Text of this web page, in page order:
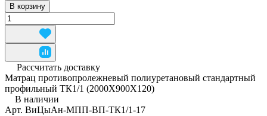
В корзину
Рассчитать доставку
Матрац противопролежневый полиуретановый стандартный
профильный ТК1/1 (2000Х900Х120)
В наличии
Арт. ВиЦыАн-МПП-ВП-ТК1/1-17